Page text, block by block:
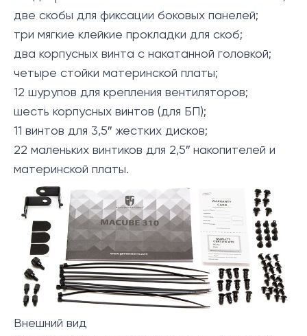
две скобы для фиксации боковых панелей;
три мягкие клейкие прокладки для скоб;
два корпусных винта с накатанной головкой;
четыре стойки материнской платы;
12 шурупов для крепления вентиляторов;
шесть корпусных винтов (для БП);
11 винтов для 3,5″ жестких дисков;
22 маленьких винтиков для 2,5″ накопителей и
материнской платы.
Внешний вид